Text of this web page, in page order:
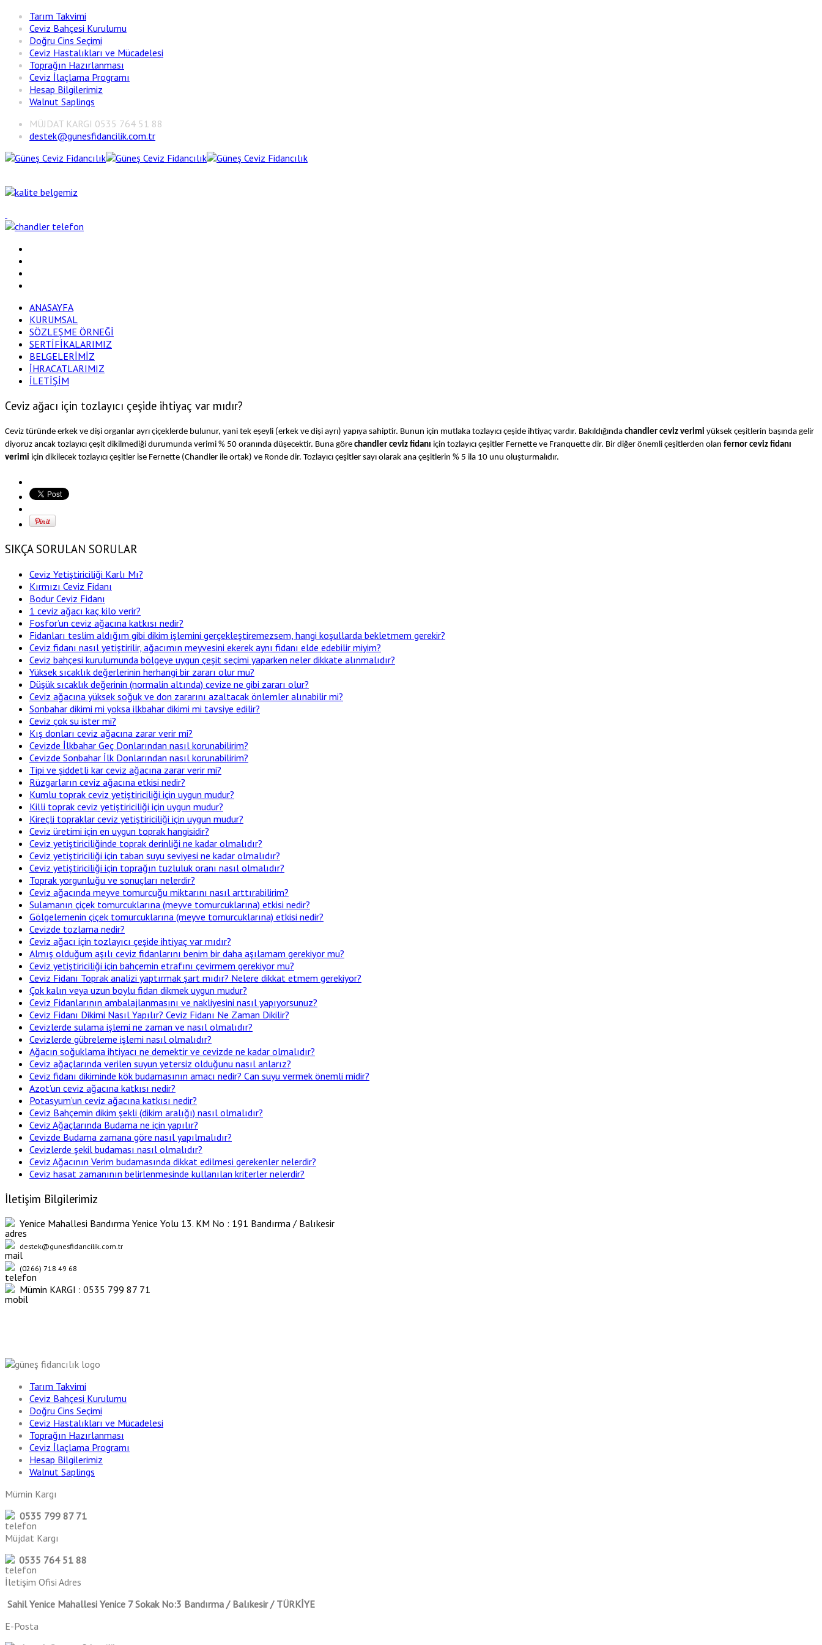
Tarım Takvimi
Ceviz Bahçesi Kurulumu
Doğru Cins Seçimi
Ceviz Hastalıkları ve Mücadelesi
Toprağın Hazırlanması
Ceviz İlaçlama Programı
Hesap Bilgilerimiz
Walnut Saplings
MÜJDAT KARGI 0535 764 51 88
destek@gunesfidancilik.com.tr
ANASAYFA
KURUMSAL
SÖZLEŞME ÖRNEĞİ
SERTİFİKALARIMIZ
BELGELERİMİZ
İHRACATLARIMIZ
İLETİŞİM
Ceviz ağacı için tozlayıcı çeşide ihtiyaç var mıdır?
Ceviz türünde erkek ve dişi organlar ayrı çiçeklerde bulunur, yani tek eşeyli (erkek ve dişi ayrı) yapıya sahiptir. Bunun için mutlaka tozlayıcı çeşide ihtiyaç vardır. Bakıldığında chandler ceviz verimi yüksek çeşitlerin başında gelir
diyoruz ancak tozlayıcı çeşit dikilmediği durumunda verimi % 50 oranında düşecektir. Buna göre chandler ceviz fidanı için tozlayıcı çeşitler Fernette ve Franquette dir. Bir diğer önemli çeşitlerden olan fernor ceviz fidanı
verimi için dikilecek tozlayıcı çeşitler ise Fernette (Chandler ile ortak) ve Ronde dir. Tozlayıcı çeşitler sayı olarak ana çeşitlerin % 5 ila 10 unu oluşturmalıdır.
SIKÇA SORULAN SORULAR
Ceviz Yetiştiriciliği Karlı Mı?
Kırmızı Ceviz Fidanı
Bodur Ceviz Fidanı
1 ceviz ağacı kaç kilo verir?
Fosfor’un ceviz ağacına katkısı nedir?
Fidanları teslim aldığım gibi dikim işlemini gerçekleştiremezsem, hangi koşullarda bekletmem gerekir?
Ceviz fidanı nasıl yetiştirilir, ağacımın meyvesini ekerek aynı fidanı elde edebilir miyim?
Ceviz bahçesi kurulumunda bölgeye uygun çeşit seçimi yaparken neler dikkate alınmalıdır?
Yüksek sıcaklık değerlerinin herhangi bir zararı olur mu?
Düşük sıcaklık değerinin (normalin altında) cevize ne gibi zararı olur?
Ceviz ağacına yüksek soğuk ve don zararını azaltacak önlemler alınabilir mi?
Sonbahar dikimi mi yoksa ilkbahar dikimi mi tavsiye edilir?
Ceviz çok su ister mi?
Kış donları ceviz ağacına zarar verir mi?
Cevizde İlkbahar Geç Donlarından nasıl korunabilirim?
Cevizde Sonbahar İlk Donlarından nasıl korunabilirim?
Tipi ve şiddetli kar ceviz ağacına zarar verir mi?
Rüzgarların ceviz ağacına etkisi nedir?
Kumlu toprak ceviz yetiştiriciliği için uygun mudur?
Killi toprak ceviz yetiştiriciliği için uygun mudur?
Kireçli topraklar ceviz yetiştiriciliği için uygun mudur?
Ceviz üretimi için en uygun toprak hangisidir?
Ceviz yetiştiriciliğinde toprak derinliği ne kadar olmalıdır?
Ceviz yetiştiriciliği için taban suyu seviyesi ne kadar olmalıdır?
Ceviz yetiştiriciliği için toprağın tuzluluk oranı nasıl olmalıdır?
Toprak yorgunluğu ve sonuçları nelerdir?
Ceviz ağacında meyve tomurcuğu miktarını nasıl arttırabilirim?
Sulamanın çiçek tomurcuklarına (meyve tomurcuklarına) etkisi nedir?
Gölgelemenin çiçek tomurcuklarına (meyve tomurcuklarına) etkisi nedir?
Cevizde tozlama nedir?
Ceviz ağacı için tozlayıcı çeşide ihtiyaç var mıdır?
Almış olduğum aşılı ceviz fidanlarını benim bir daha aşılamam gerekiyor mu?
Ceviz yetiştiriciliği için bahçemin etrafını çevirmem gerekiyor mu?
Ceviz Fidanı Toprak analizi yaptırmak şart mıdır? Nelere dikkat etmem gerekiyor?
Çok kalın veya uzun boylu fidan dikmek uygun mudur?
Ceviz Fidanlarının ambalajlanmasını ve nakliyesini nasıl yapıyorsunuz?
Ceviz Fidanı Dikimi Nasıl Yapılır? Ceviz Fidanı Ne Zaman Dikilir?
Cevizlerde sulama işlemi ne zaman ve nasıl olmalıdır?
Cevizlerde gübreleme işlemi nasıl olmalıdır?
Ağacın soğuklama ihtiyacı ne demektir ve cevizde ne kadar olmalıdır?
Ceviz ağaçlarında verilen suyun yetersiz olduğunu nasıl anlarız?
Ceviz fidanı dikiminde kök budamasının amacı nedir? Can suyu vermek önemli midir?
Azot’un ceviz ağacına katkısı nedir?
Potasyum’un ceviz ağacına katkısı nedir?
Ceviz Bahçemin dikim şekli (dikim aralığı) nasıl olmalıdır?
Ceviz Ağaçlarında Budama ne için yapılır?
Cevizde Budama zamana göre nasıl yapılmalıdır?
Cevizlerde şekil budaması nasıl olmalıdır?
Ceviz Ağacının Verim budamasında dikkat edilmesi gerekenler nelerdir?
Ceviz hasat zamanının belirlenmesinde kullanılan kriterler nelerdir?
İletişim Bilgilerimiz
Yenice Mahallesi Bandırma Yenice Yolu 13. KM No : 191 Bandırma / Balıkesir
destek@gunesfidancilik.com.tr
(0266) 718 49 68
Mümin KARGI : 0535 799 87 71
Tarım Takvimi
Ceviz Bahçesi Kurulumu
Doğru Cins Seçimi
Ceviz Hastalıkları ve Mücadelesi
Toprağın Hazırlanması
Ceviz İlaçlama Programı
Hesap Bilgilerimiz
Walnut Saplings
Mümin Kargı
0535 799 87 71
Müjdat Kargı
0535 764 51 88
İletişim Ofisi Adres
Sahil Yenice Mahallesi Yenice 7 Sokak No:3 Bandırma / Balıkesir / TÜRKİYE
E-Posta